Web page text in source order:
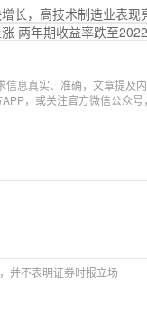
长，高技术制造业表现
两年期收益率跌至
信息真实、准确，文章提及
APP，或关注官方微信公众
并不表明证券时报立场